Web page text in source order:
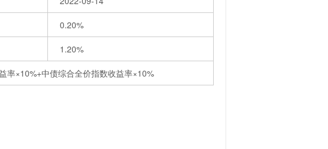
0.20%
1.20%
率×10%+中债综合全价指数收益率×10%